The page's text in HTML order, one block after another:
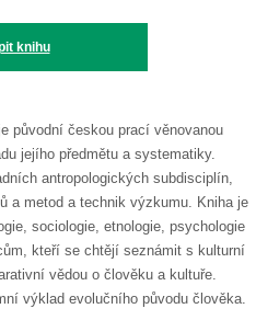
knihu
původní českou prací věnovanou
jejího předmětu a systematiky.
antropologických subdisciplín,
a metod a technik výzkumu. Kniha je
sociologie, etnologie, psychologie
kteří se chtějí seznámit s kulturní
vědou o člověku a kultuře.
výklad evolučního původu člověka.